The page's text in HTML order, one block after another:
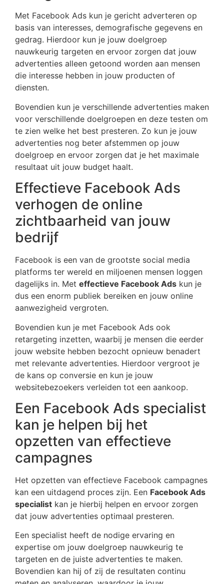
Met Facebook Ads kun je gericht adverteren op
basis van interesses, demografische gegevens en
gedrag. Hierdoor kun je jouw doelgroep
nauwkeurig targeten en ervoor zorgen dat jouw
advertenties alleen getoond worden aan mensen
die interesse hebben in jouw producten of
diensten.
Bovendien kun je verschillende advertenties maken
voor verschillende doelgroepen en deze testen om
te zien welke het best presteren. Zo kun je jouw
advertenties nog beter afstemmen op jouw
doelgroep en ervoor zorgen dat je het maximale
resultaat uit jouw budget haalt.
Effectieve Facebook Ads
verhogen de online
zichtbaarheid van jouw
bedrijf
Facebook is een van de grootste social media
platforms ter wereld en miljoenen mensen loggen
dagelijks in. Met effectieve Facebook Ads kun je
dus een enorm publiek bereiken en jouw online
aanwezigheid vergroten.
Bovendien kun je met Facebook Ads ook
retargeting inzetten, waarbij je mensen die eerder
jouw website hebben bezocht opnieuw benadert
met relevante advertenties. Hierdoor vergroot je
de kans op conversie en kun je jouw
websitebezoekers verleiden tot een aankoop.
Een Facebook Ads specialist
kan je helpen bij het
opzetten van effectieve
campagnes
Het opzetten van effectieve Facebook campagnes
kan een uitdagend proces zijn. Een Facebook Ads
specialist kan je hierbij helpen en ervoor zorgen
dat jouw advertenties optimaal presteren.
Een specialist heeft de nodige ervaring en
expertise om jouw doelgroep nauwkeurig te
targeten en de juiste advertenties te maken.
Bovendien kan hij of zij de resultaten continu